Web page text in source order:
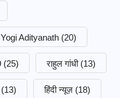
Yogi Adityanath (20)
(25) राहुल गांधी (13)
(13) हिंदी न्यूज़ (18)